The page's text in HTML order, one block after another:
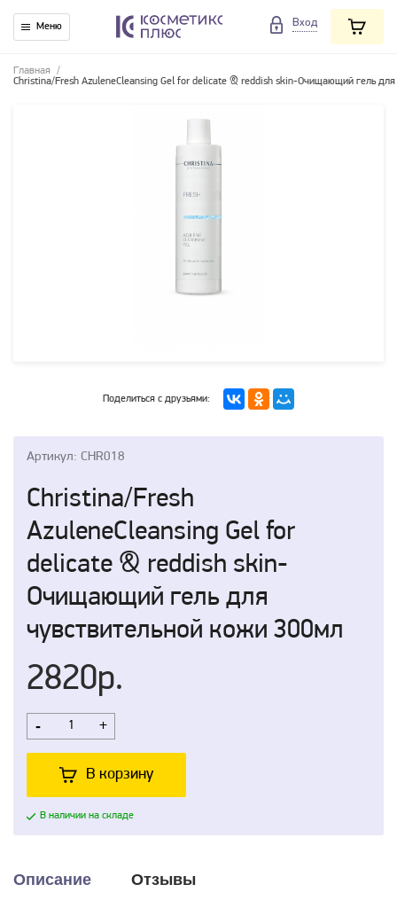
Меню Вход
Главная
/
Christina/Fresh AzuleneCleansing Gel for delicate & reddish skin-Очищающий гель для
Поделиться с друзьями:
Артикул: CHR018
Christina/Fresh
AzuleneCleansing Gel for
delicate & reddish skin-
Очищающий гель для
чувствительной кожи 300мл
2820р.
- +
В корзину
В наличии на складе
Описание Отзывы